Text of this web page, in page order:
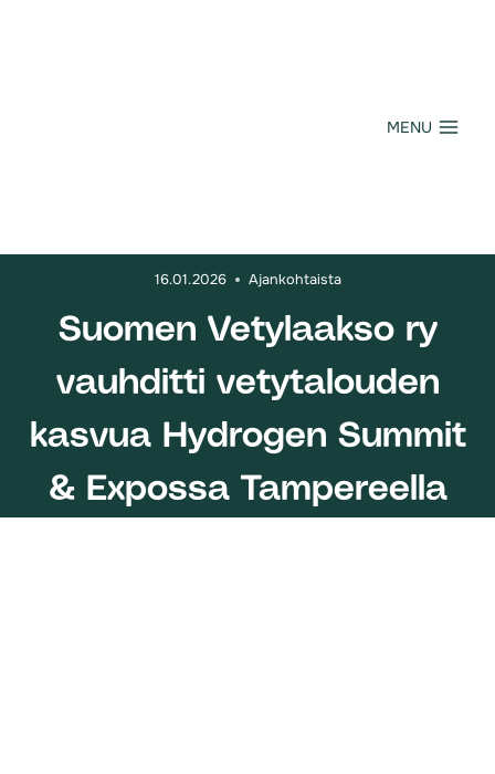
MENU
16.01.2026 Ajankohtaista
Suomen Vetylaakso ry
vauhditti vetytalouden
kasvua Hydrogen Summit
& Expossa Tampereella